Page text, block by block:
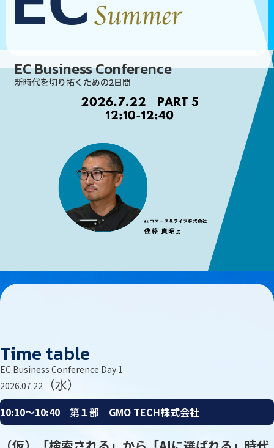
EC Business Conference
新時代を切り拓くための2日間
Time table
EC Business Conference Day 1
2026.07.22
（水）
10:10〜10:40 第１部 GMO TECH株式会社